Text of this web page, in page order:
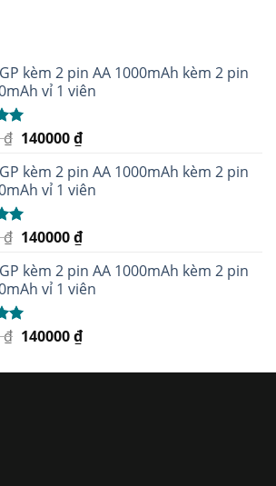
kèm 2 pin AA 1000mAh kèm 2 pin
vỉ 1 viên
₫ 140000₫
kèm 2 pin AA 1000mAh kèm 2 pin
vỉ 1 viên
₫ 140000₫
kèm 2 pin AA 1000mAh kèm 2 pin
vỉ 1 viên
₫ 140000₫